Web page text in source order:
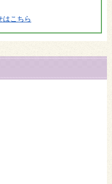
はこちら